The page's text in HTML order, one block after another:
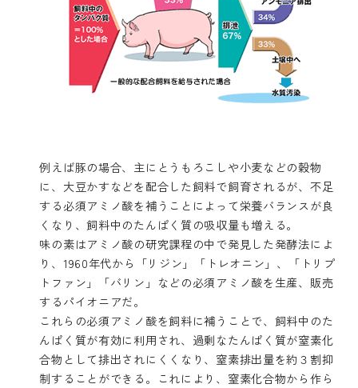
例えば豚の場合、主にとうもろこしや小麦などの穀物
に、大豆かすなどを配合した飼料で飼育されるが、不足
する必須アミノ酸を補うことによって栄養バランスが良
くなり、飼料中のたんぱく質の吸収量も増える。
味の素はアミノ酸の研究課程の中で発見した発酵法によ
り、1960年代から「リジン」「トレオニン」、「トリプ
トファン」「バリン」などの必須アミノ酸を生産、販売
するパイオニアだ。
これらの必須アミノ酸を飼料に補うことで、飼料中のた
んぱく質が有効に利用され、過剰なたんぱく質が窒素化
合物として排出されにくくなり、窒素排出量を約３割抑
制することができる。これにより、窒素化合物から作ら